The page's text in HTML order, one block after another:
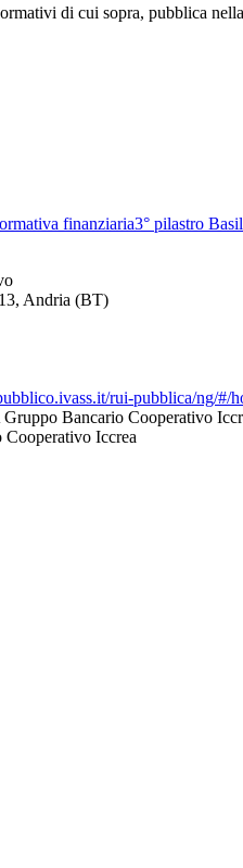
di cui sopra, pubblica
finanziaria3° pilastro
Andria (BT)
rui-pubblica/ng/#/
Bancario Cooperativo
Cooperativo Iccrea